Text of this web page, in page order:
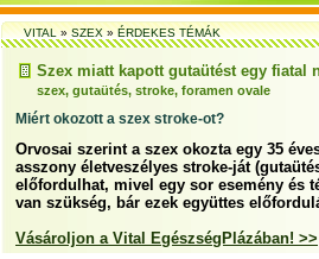
VITAL»SZEX»ÉRDEKES TÉMÁK
Szex miatt kapott gutaütést egy fiatal
szex, gutaütés, stroke, foramen ovale
Miért okozott a szex stroke-ot?
Orvosai szerint a szex okozta egy 35
asszony életveszélyes stroke-ját
előfordulhat, mivel egy sor esemény és
van szükség, bár ezek együttes
Vásároljon a Vital EgészségPlázában! >>